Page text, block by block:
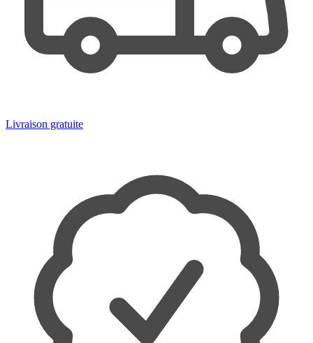
Livraison gratuite